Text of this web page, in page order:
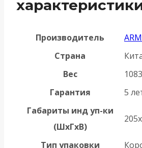
Производитель
Страна
Вес
Гарантия
5
Габариты инд уп-ки
(ШхГхВ)
Тип упаковки